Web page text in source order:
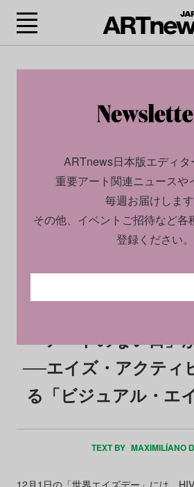
「アートのない日」
──エイズ・アクティ
る「ビジュアル・エ
TEXT BY MAXIMILÍANO
12月1日の「世界エイズデー」には、
ARTnews日本版エディ
重要アート関連ニュースや
毎週お届けします
その他、イベントご招待など各
登録ください。